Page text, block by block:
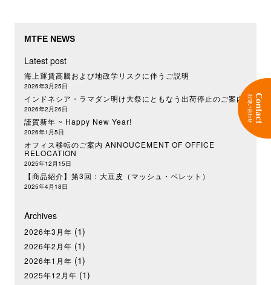
MTFE NEWS
Latest post
海上運賃高騰および地政学リスクに伴うご説明
2026年3月25日
インドネシア・ラマダン明け大祭にともなう出荷停止のご案内
2026年2月26日
謹賀新年 ~ Happy New Year!
2026年1月5日
オフィス移転のご案内 ANNOUCEMENT OF OFFICE
RELOCATION
2025年12月15日
【商品紹介】第3回：大豆皮（マッシュ・ペレット）
2025年4月18日
Archives
2026年3月年 (1)
2026年2月年 (1)
2026年1月年 (1)
2025年12月年 (1)